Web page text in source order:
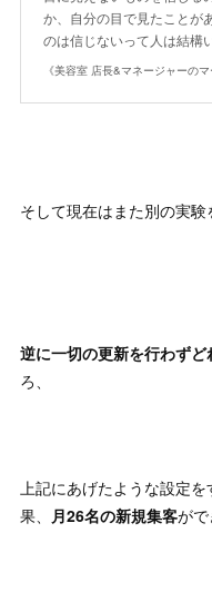
か、自分の目で見たことが
のは信じないって人は結
《美容室 店長&マネージャーの
そして現在はまた別の実験
逆に一切の更新を行わず
ろ、
上記にあげたような設定
果、 月26名の新規集客がで